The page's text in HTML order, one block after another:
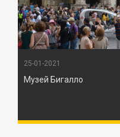
25-01-2021
Музей Бигалло